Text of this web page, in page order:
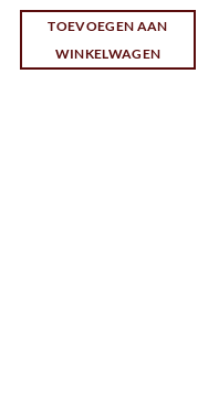
TOEVOEGEN AAN
WINKELWAGEN